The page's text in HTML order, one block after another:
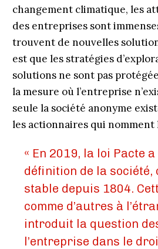
changement climatique, les
des entreprises sont
trouvent de nouvelles
est que les stratégies
solutions ne sont pas
la mesure où l’entreprise
seule la société anonyme
les actionnaires qui nomment
« En 2019, la loi Pacte
définition de la société,
stable depuis 1804.
comme d’autres à
introduit la question
l’entreprise dans le